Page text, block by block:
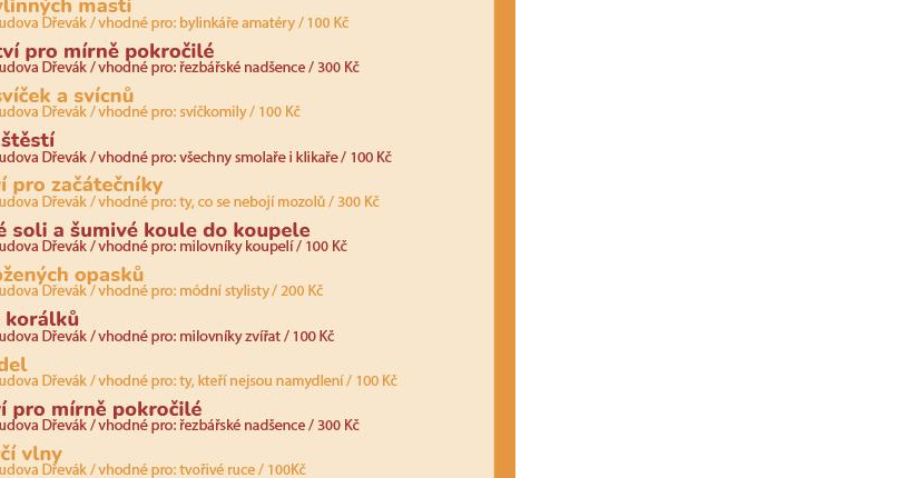
nebo
aktivovány.
cookies
Analytické
cookies nám
umožňují
výkonu
našeho webu
a našich
reklamních
kampaní.
Jejich pomocí
určujeme